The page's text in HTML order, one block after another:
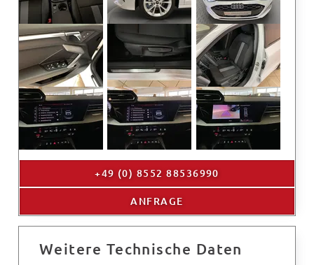
+49 (0) 8552 88536990
ANFRAGE
Weitere Technische Daten